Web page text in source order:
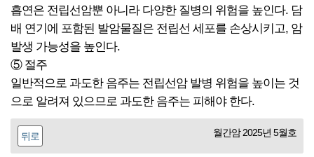
흡연은 전립선암뿐 아니라 다양한 질병의 위험을 높인다. 담
배 연기에 포함된 발암물질은 전립선 세포를 손상시키고, 암
발생 가능성을 높인다.
⑤ 절주
일반적으로 과도한 음주는 전립선암 발병 위험을 높이는 것
으로 알려져 있으므로 과도한 음주는 피해야 한다.
뒤로 월간암 2025년 5월호